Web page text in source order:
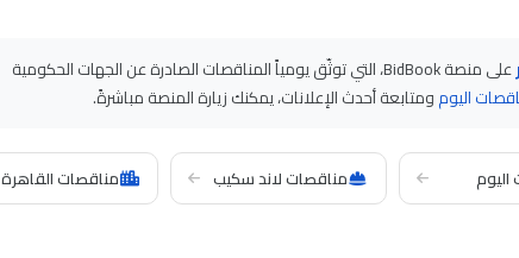
على منصة BidBook، التي توثّق يومياً المناقصات الصادرة عن الجهات الحكومية
اليومومتابعة أحدث الإعلانات، يمكنك زيارة المنصة مباشرةً.
مناقصات لاند سكيب مناقصات القاهرة